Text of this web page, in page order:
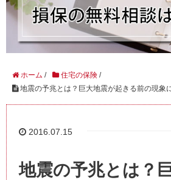
ホーム / 住宅の保険 /
地震の予兆とは？巨大地震が起きる前の現象
2016.07.15
地震の予兆とは？